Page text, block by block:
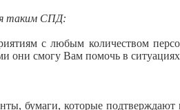
таким СПД:
с любым количеством
они смогу Вам помочь в ситуациях
бумаги, которые